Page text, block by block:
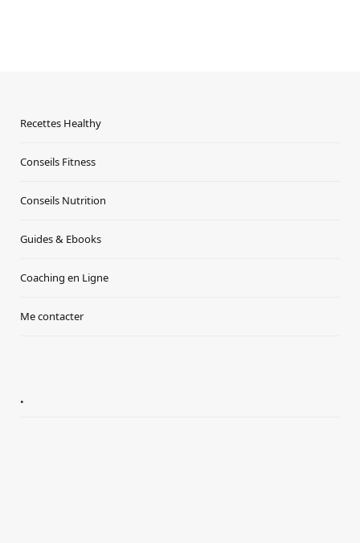
Recettes Healthy
Conseils Fitness
Conseils Nutrition
Guides & Ebooks
Coaching en Ligne
Me contacter
.